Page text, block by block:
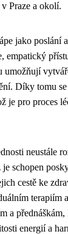
Praze a okolí.
jako poslání
empatický
umožňují
Díky tomu
je pro proces
neustále
schopen
cestě ke
terapiím
a
energií a